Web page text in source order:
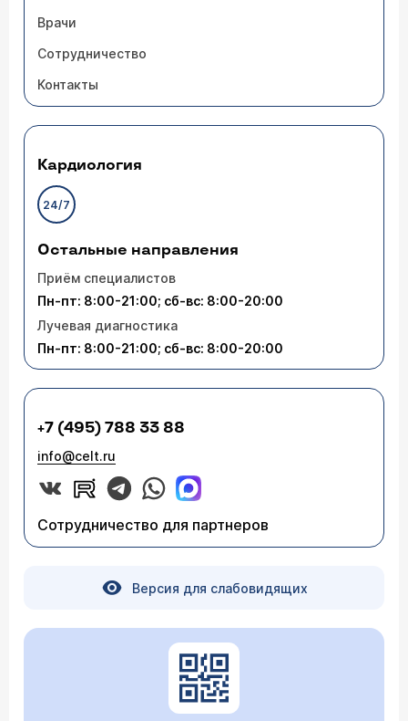
Врачи
Сотрудничество
Контакты
Кардиология
24/7
Остальные направления
Приём специалистов
Пн-пт: 8:00-21:00; сб-вс: 8:00-20:00
Лучевая диагностика
Пн-пт: 8:00-21:00; сб-вс: 8:00-20:00
+7 (495) 788 33 88
info@celt.ru
Сотрудничество для партнеров
Версия для слабовидящих